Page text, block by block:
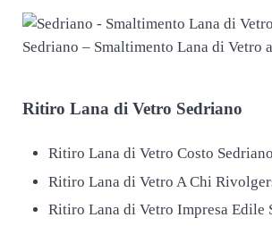
Sedriano – Smaltimento Lana di Vetro
Ritiro Lana di Vetro Sedriano
Ritiro Lana di Vetro Costo Sedriano
Ritiro Lana di Vetro A Chi
Ritiro Lana di Vetro Impresa Edile